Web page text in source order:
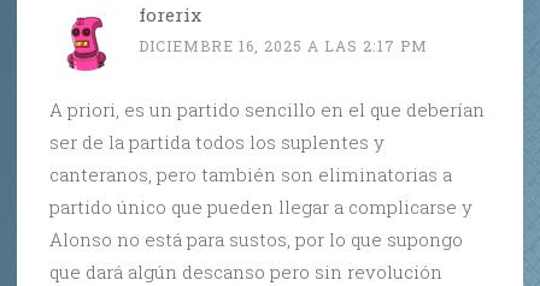
forerix
DICIEMBRE 16, 2025 A LAS 2:17 PM
A priori, es un partido sencillo en el que deberían
ser de la partida todos los suplentes y
canteranos, pero también son eliminatorias a
partido único que pueden llegar a complicarse y
Alonso no está para sustos, por lo que supongo
que dará algún descanso pero sin revolución